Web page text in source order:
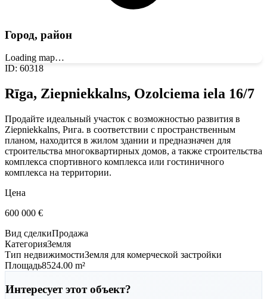
Город, район
Loading map…
ID: 60318
Rīga, Ziepniekkalns, Ozolciema iela 16/7
Продайте идеальный участок с возможностью развития в
Ziepniekkalns, Рига. в соответствии с пространственным
планом, находится в жилом здании и предназначен для
строительства многоквартирных домов, а также строительства
комплекса спортивного комплекса или гостиничного
комплекса на территории.
Цена
600 000 €
Вид сделкиПродажа
КатегорияЗемля
Тип недвижимостиЗемля для комерческой застройки
Площадь8524.00 m²
Интересует этот объект?